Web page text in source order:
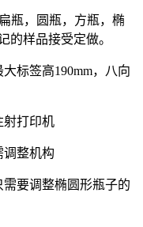
瓶，圆瓶，方瓶，椭
的样品接受定做。
标签高190mm，八向
射打印机
调整机构
要调整椭圆形瓶子的